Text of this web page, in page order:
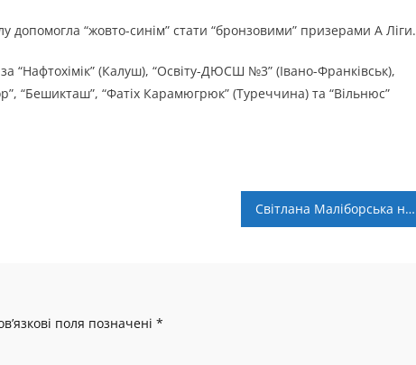
допомогла “жовто-синім” стати “бронзовими” призерами А Ліги.
“Нафтохімік” (Калуш), “Освіту-ДЮСШ №3” (Івано-Франківськ),
“Бешикташ”, “Фатіх Карамюгрюк” (Туреччина) та “Вільнюс”
Світлана Маліборська на перегляді в “Шахтарі”
поля позначені *